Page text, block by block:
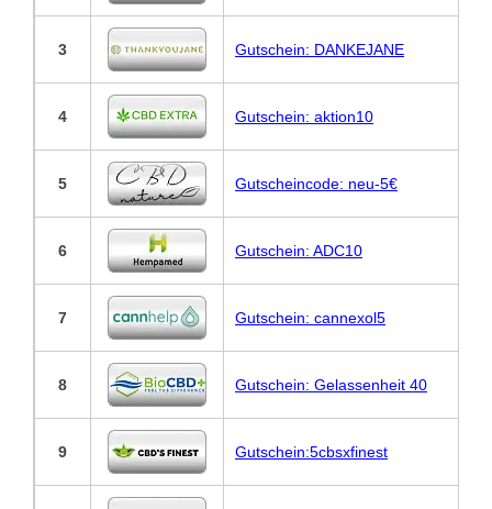
3 Gutschein: DANKEJANE
4 Gutschein: aktion10
5 Gutscheincode: neu-5€
6 Gutschein: ADC10
7 Gutschein: cannexol5
8 Gutschein: Gelassenheit 40
9 Gutschein:5cbsxfinest